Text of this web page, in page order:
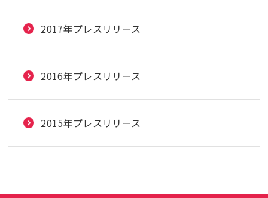
2017年プレスリリース
2016年プレスリリース
2015年プレスリリース